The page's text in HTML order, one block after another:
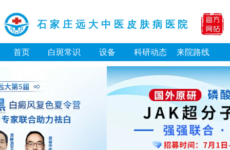
石家庄远大中医皮肤病医院
首页 白斑常识 设备 科研动态 来院路线